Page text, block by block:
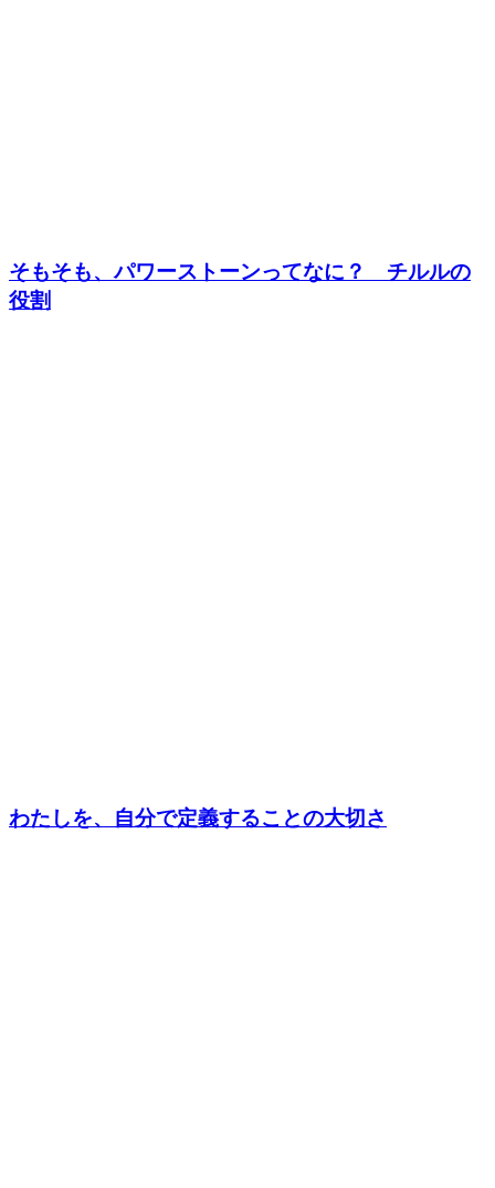
そもそも、パワーストーンってなに？ チルルの
役割
わたしを、自分で定義することの大切さ